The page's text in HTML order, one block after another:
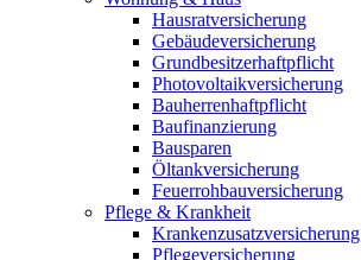
Hausratversicherung
Gebäudeversicherung
Grundbesitzerhaftpflicht
Photovoltaikversicherung
Bauherrenhaftpflicht
Baufinanzierung
Bausparen
Öltankversicherung
Feuerrohbauversicherung
Pflege & Krankheit
Krankenzusatzversicherung
Pflegeversicherung